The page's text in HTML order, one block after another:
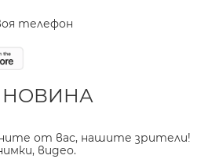
телефон
НОВИНА
от вас, нашите зрители!
видео.